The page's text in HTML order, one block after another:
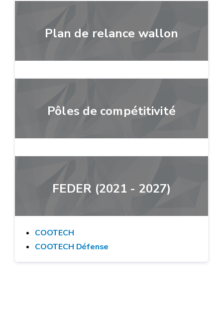
Plan de relance wallon
Pôles de compétitivité
FEDER (2021 - 2027)
COOTECH
COOTECH Défense